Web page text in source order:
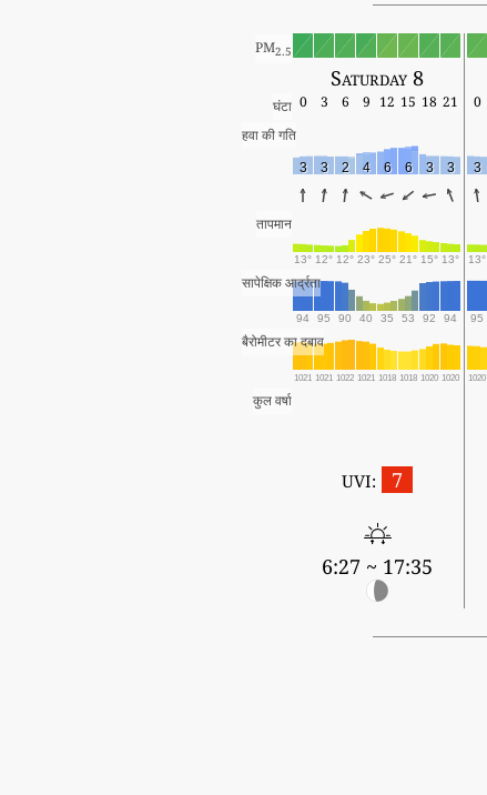
PM2.5
Saturday 8
घंटा 0 3 6 9 12 15 18 21 0
हवा की गति
3 3 2 4 6 6 3 3 3
तापमान
13° 12° 12° 23° 25° 21° 15° 13° 13°
सापेक्षिक आर्द्रता
94 95 90 40 35 53 92 94 95
बैरोमीटर का दबाव
1021 1021 1022 1021 1018 1018 1020 1020 1020
कुल वर्षा
UVI: 7
6:27 ~ 17:35